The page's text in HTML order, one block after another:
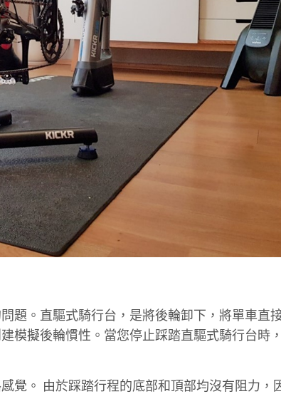
題。直驅式騎行台，是將後輪卸下，將單車直
模擬後輪慣性。當您停止踩踏直驅式騎行台時
覺。 由於踩踏行程的底部和頂部均沒有阻力，